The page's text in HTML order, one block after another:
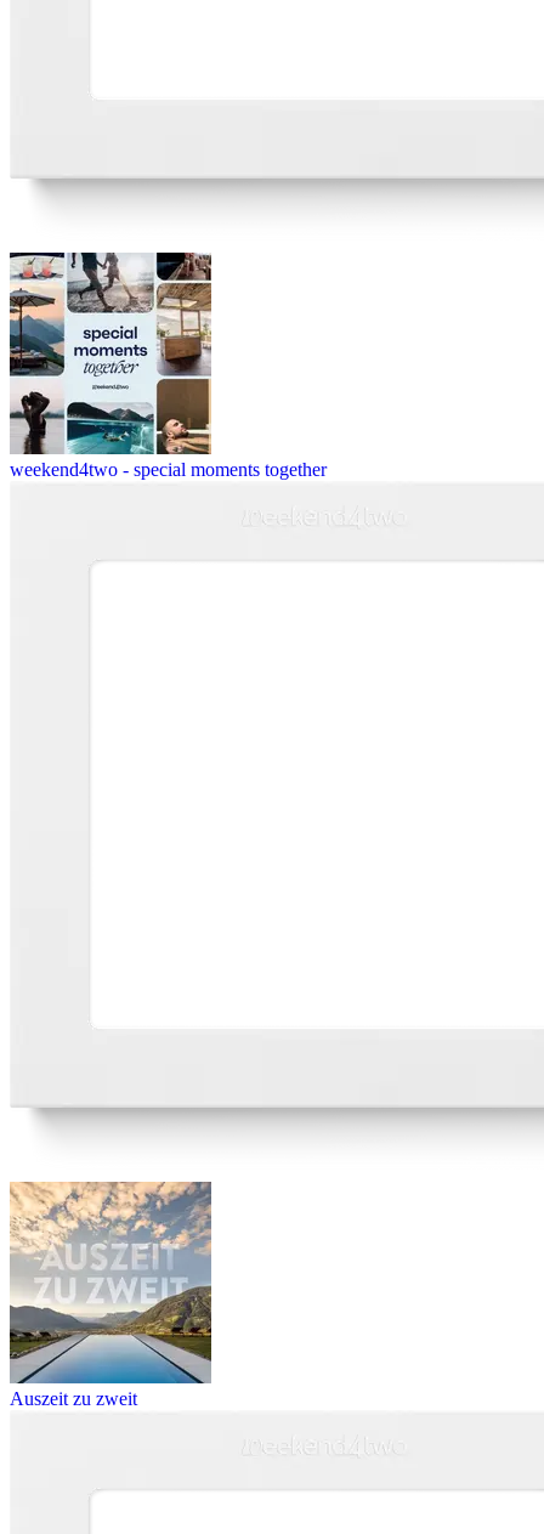
weekend4two - special moments together
Auszeit zu zweit